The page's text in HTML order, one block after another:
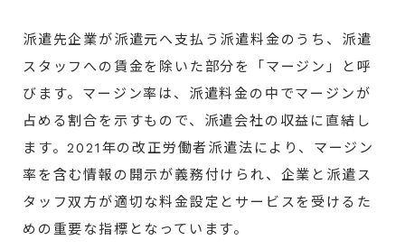
派遣先企業が派遣元へ支払う派遣料金のうち、派遣
スタッフへの賃金を除いた部分を「マージン」と呼
びます。マージン率は、派遣料金の中でマージンが
占める割合を示すもので、派遣会社の収益に直結し
ます。2021年の改正労働者派遣法により、マージン
率を含む情報の開示が義務付けられ、企業と派遣ス
タッフ双方が適切な料金設定とサービスを受けるた
めの重要な指標となっています。